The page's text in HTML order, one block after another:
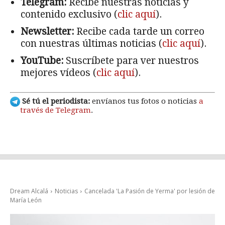
contenido exclusivo (clic aquí).
Newsletter: Recibe cada tarde un correo
con nuestras últimas noticias (clic aquí).
YouTube: Suscríbete para ver nuestros
mejores vídeos (clic aquí).
Sé tú el periodista: envíanos tus fotos o noticias a
través de Telegram.